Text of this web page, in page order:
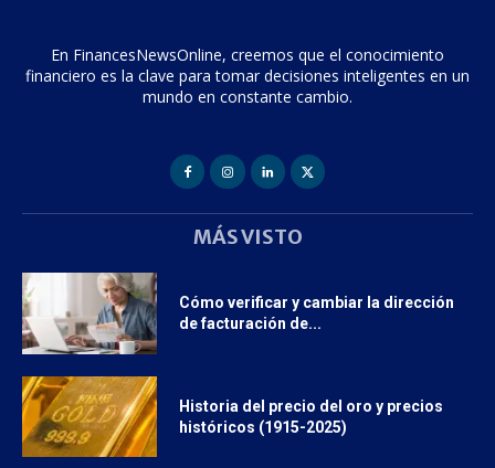
En FinancesNewsOnline, creemos que el conocimiento
financiero es la clave para tomar decisiones inteligentes en un
mundo en constante cambio.
MÁS VISTO
Cómo verificar y cambiar la dirección
de facturación de...
Historia del precio del oro y precios
históricos (1915-2025)